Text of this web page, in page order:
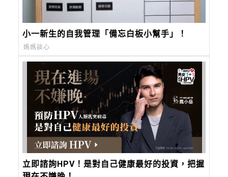
小一新生的自我管理「備忘白板小幫手」！
媽媽談心
立即諮詢HPV！是對自己健康最好的投資，把握